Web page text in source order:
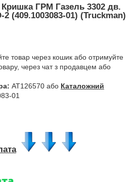
ГРМ Газель 3302 дв.
(409.1003083-01) (Truckman)
товар через кошик або отримуйте
через чат з продавцем або
AT126570 або Каталожний
01